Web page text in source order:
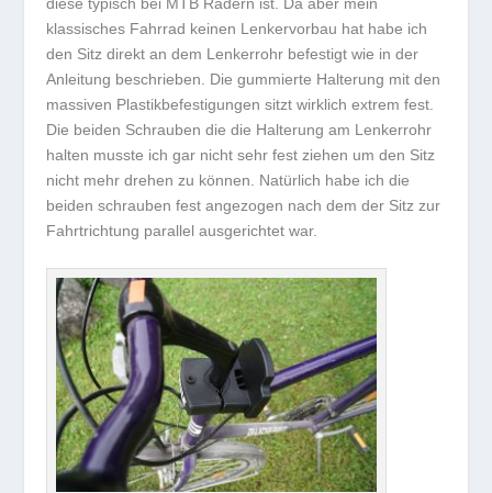
klassisches Fahrrad keinen Lenkervorbau hat habe ich
den Sitz direkt an dem Lenkerrohr befestigt wie in der
Anleitung beschrieben. Die gummierte Halterung mit den
massiven Plastikbefestigungen sitzt wirklich extrem fest.
Die beiden Schrauben die die Halterung am Lenkerrohr
halten musste ich gar nicht sehr fest ziehen um den Sitz
nicht mehr drehen zu können. Natürlich habe ich die
beiden schrauben fest angezogen nach dem der Sitz zur
Fahrtrichtung parallel ausgerichtet war.